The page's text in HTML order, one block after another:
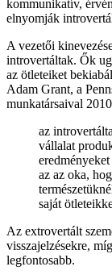
kommunikatív,
elnyomják
A vezetői
introvertáltak. Ők
az ötleteiket
Adam Grant, a
munkatársaival
az
vállalat
az az oka,
saját
Az extrovertált
visszajelzésekre,
legfontosabb.